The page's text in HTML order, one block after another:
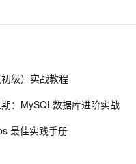
级）实战教程
：MySQL数据库进阶实战
最佳实践手册